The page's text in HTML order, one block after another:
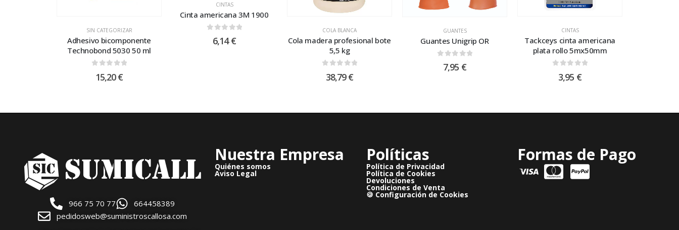
SIN CATEGORIZAR
Adhesivo bicomponente
Technobond 5030 50 ml
15,20€
CINTAS
Cinta americana 3M 1900
6,14€
COLA BLANCA
Cola madera profesional bote
5,5 kg
38,79€
GUANTES
Guantes Unigrip OR
7,95 €
CINTAS
Tackceys cinta americana
plata rollo 5mx50mm
3,95 €
966 75 70 77
664458389
pedidosweb@suministroscallosa.com
Nuestra Empresa
Quiénes somos
Aviso Legal
Políticas
Política de Privacidad
Política de Cookies
Devoluciones
Condiciones de Venta
🍪 Configuración de Cookies
Formas de Pago